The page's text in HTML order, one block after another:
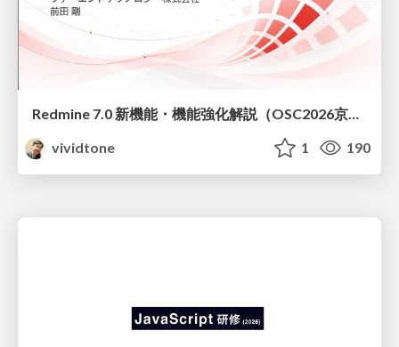
Redmine 7.0 新機能・機能強化解説（OSC2026京都ダイジェスト版）
vividtone
1 190